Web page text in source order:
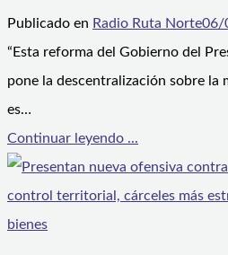
Publicado en Radio Ruta Norte06/
“Esta reforma del Gobierno del
pone la descentralización sobre la
es…
Continuar leyendo ...